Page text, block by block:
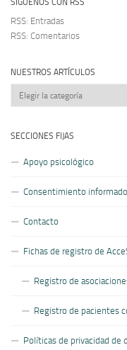
RSS: Entradas
RSS: Comentarios
NUESTROS ARTÍCULOS
Nuestros
artículos
SECCIONES FIJAS
Apoyo psicológico
Consentimiento
Contacto
Fichas de registro de
Registro de
Registro de pacientes
Políticas de privacidad de